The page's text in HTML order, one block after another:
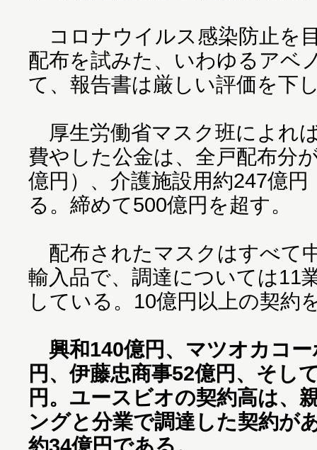
コロナウイルス感染防止を
配布を試みた、いわゆるアベ
て、報告書は厳しい評価を下
厚生労働省マスク班によれ
費やした公金は、全戸配布分
億円）、介護施設用約247億
る。締めて500億円を超す。
配布されたマスクはすべて
輸入品で、調達については11
している。10億円以上の契約
興和140億円、マツオカコ
円、伊藤忠商事52億円、そし
円。ユースビオの契約高は、
ングと分業で調達した契約が